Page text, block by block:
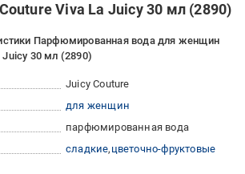
Viva La Juicy 30 мл (2890)
Парфюмированная вода для женщин
Juicy 30 мл (2890)
Juicy Couture
для женщин
парфюмированная вода
сладкие цветочно-фруктовые